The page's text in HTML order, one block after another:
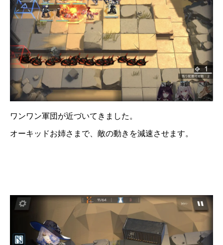
ワンワン軍団が近づいてきました。
オーキッドお姉さまで、敵の動きを減速させます。